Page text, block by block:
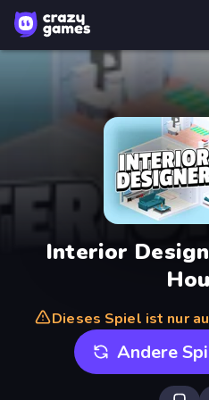
Interior
Dieses Spiel ist nur
Andere